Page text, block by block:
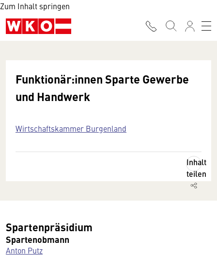
Zum Inhalt springen
Funktionär:innen Sparte Gewerbe
und Handwerk
Wirtschaftskammer Burgenland
Inhalt
teilen
Spartenpräsidium
Spartenobmann
Anton Putz